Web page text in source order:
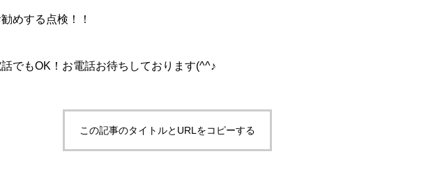
めする点検！！
でもOK！お電話お待ちしております(^^♪
この記事のタイトルとURLをコピーする